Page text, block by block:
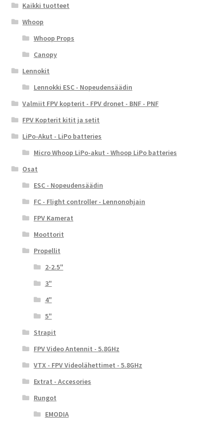
Kaikki tuotteet
Whoop
Whoop Props
Canopy
Lennokit
Lennokki ESC - Nopeudensäädin
Valmiit FPV kopterit - FPV dronet - BNF - PNF
FPV Kopterit kitit ja setit
LiPo-Akut - LiPo batteries
Micro Whoop LiPo-akut - Whoop LiPo batteries
Osat
ESC - Nopeudensäädin
FC - Flight controller - Lennonohjain
FPV Kamerat
Moottorit
Propellit
2-2.5"
3"
4"
5"
Strapit
FPV Video Antennit - 5.8GHz
VTX - FPV Videolähettimet - 5.8GHz
Extrat - Accesories
Rungot
EMODIA